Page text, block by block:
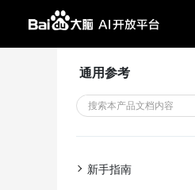
通用参考
新手指南